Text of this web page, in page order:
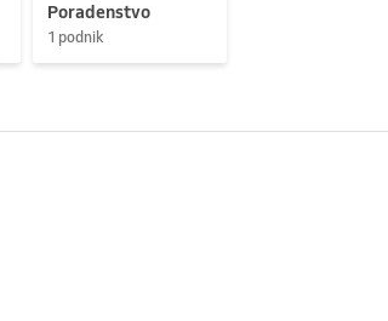
Poradenstvo
1 podnik